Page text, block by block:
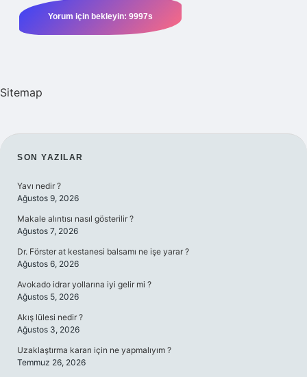
Sitemap
SIDEBAR
SON YAZILAR
Yavı nedir ?
Ağustos 9, 2026
Makale alıntısı nasıl gösterilir ?
Ağustos 7, 2026
Dr. Förster at kestanesi balsamı ne işe yarar ?
Ağustos 6, 2026
Avokado idrar yollarına iyi gelir mi ?
Ağustos 5, 2026
Akış lülesi nedir ?
Ağustos 3, 2026
Uzaklaştırma kararı için ne yapmalıyım ?
Temmuz 26, 2026